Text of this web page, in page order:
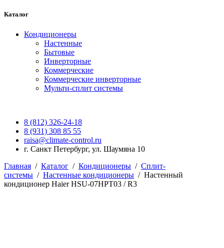
Каталог
Кондиционеры
Настенные
Бытовые
Инверторные
Коммерческие
Коммерческие инверторные
Мульти-сплит системы
8 (812) 326-24-18
8 (931) 308 85 55
raisa@climate-control.ru
г. Санкт Петербург, ул. Шаумяна 10
Главная / Каталог / Кондиционеры / Сплит-
системы / Настенные кондиционеры / Настенный
кондиционер Haier HSU-07HPT03 / R3